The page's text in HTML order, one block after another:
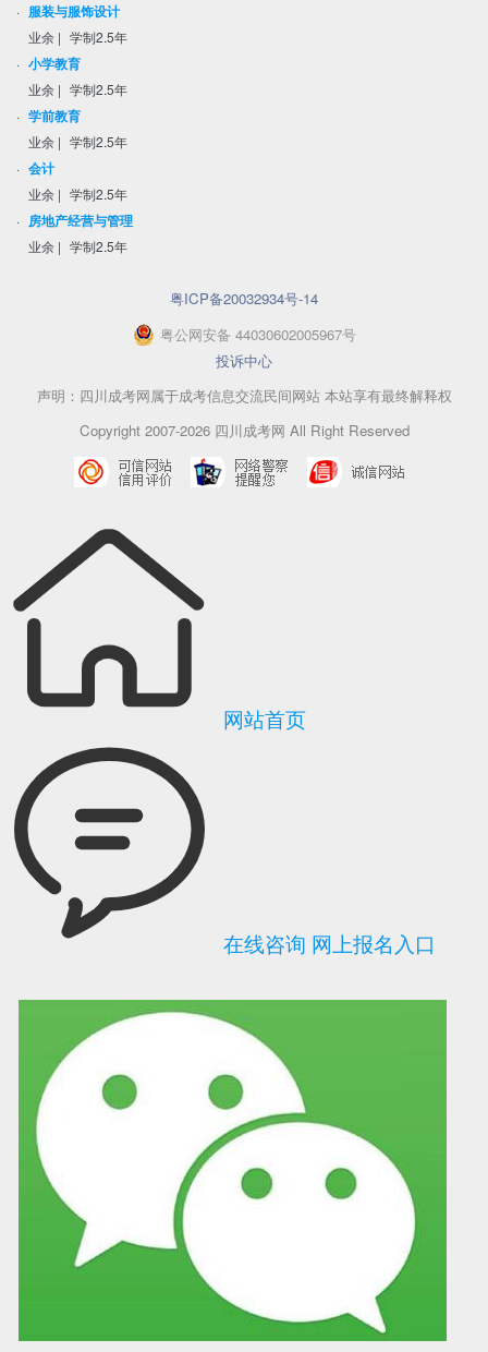
· 服装与服饰设计
业余 | 学制2.5年
· 小学教育
业余 | 学制2.5年
· 学前教育
业余 | 学制2.5年
· 会计
业余 | 学制2.5年
· 房地产经营与管理
业余 | 学制2.5年
粤ICP备20032934号-14
粤公网安备 44030602005967号
投诉中心
声明：四川成考网属于成考信息交流民间网站 本站享有最终解释权
Copyright 2007-2026 四川成考网 All Right Reserved
可信网站信用评 网络警察提醒你 诚信网站
网站首页
在线咨询 网上报名入口